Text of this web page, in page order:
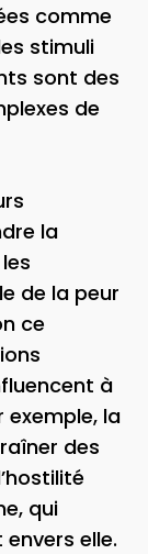
comme
stimuli
sont des
de
la
de la peur
ce
à
la
des
qui
elle.